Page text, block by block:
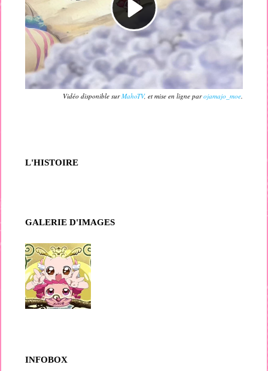
Vidéo disponible surMahoTV, et mise en ligne parojamajo_moe.
L'HISTOIRE
GALERIE D'IMAGES
INFOBOX